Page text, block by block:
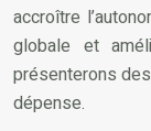
accroître
globale et
présenterons
dépense.